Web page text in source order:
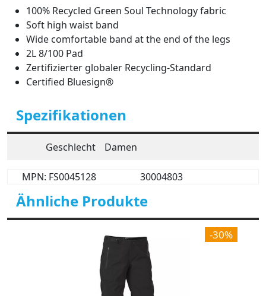
100% Recycled Green Soul Technology fabric
Soft high waist band
Wide comfortable band at the end of the legs
2L 8/100 Pad
Zertifizierter globaler Recycling-Standard
Certified Bluesign®
Spezifikationen
Geschlecht Damen
MPN: FS0045128 30004803
Ähnliche Produkte
-30%